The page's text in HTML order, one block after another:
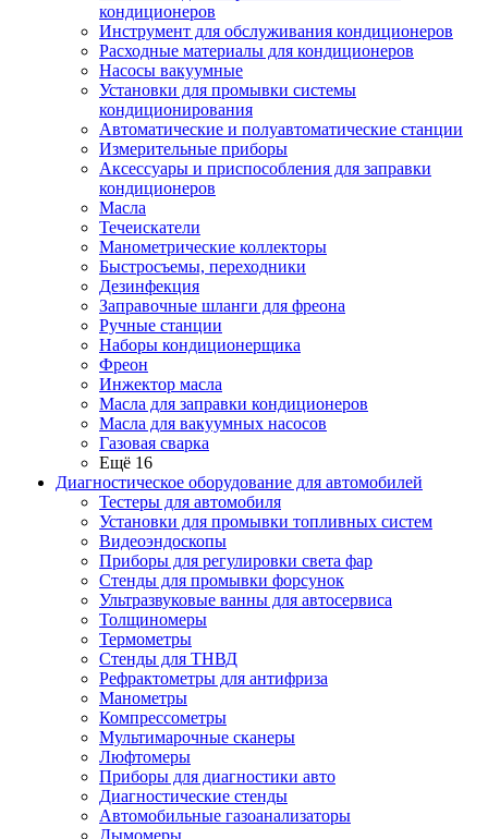
кондиционеров
Инструмент для обслуживания кондиционеров
Расходные материалы для кондиционеров
Насосы вакуумные
Установки для промывки системы
кондиционирования
Автоматические и полуавтоматические станции
Измерительные приборы
Аксессуары и приспособления для заправки
кондиционеров
Масла
Течеискатели
Манометрические коллекторы
Быстросъемы, переходники
Дезинфекция
Заправочные шланги для фреона
Ручные станции
Наборы кондиционерщика
Фреон
Инжектор масла
Масла для заправки кондиционеров
Масла для вакуумных насосов
Газовая сварка
Ещё 16
Диагностическое оборудование для автомобилей
Тестеры для автомобиля
Установки для промывки топливных систем
Видеоэндоскопы
Приборы для регулировки света фар
Стенды для промывки форсунок
Ультразвуковые ванны для автосервиса
Толщиномеры
Термометры
Стенды для ТНВД
Рефрактометры для антифриза
Манометры
Компрессометры
Мультимарочные сканеры
Люфтомеры
Приборы для диагностики авто
Диагностические стенды
Автомобильные газоанализаторы
Дымомеры